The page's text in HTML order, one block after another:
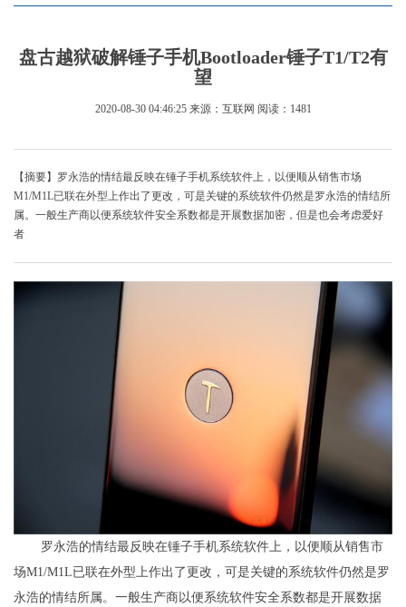
盘古越狱破解锤子手机Bootloader锤子T1/T2有
望
2020-08-30 04:46:25 来源：互联网 阅读：1481
【摘要】罗永浩的情结最反映在锤子手机系统软件上，以便顺从销售市场
M1/M1L已联在外型上作出了更改，可是关键的系统软件仍然是罗永浩的情结所
属。一般生产商以便系统软件安全系数都是开展数据加密，但是也会考虑爱好
者
罗永浩的情结最反映在锤子手机系统软件上，以便顺从销售市
场M1/M1L已联在外型上作出了更改，可是关键的系统软件仍然是罗
永浩的情结所属。一般生产商以便系统软件安全系数都是开展数据